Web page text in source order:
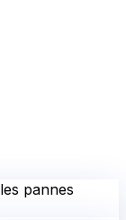
pannes